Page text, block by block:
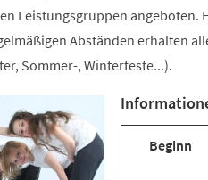
Leistungsgruppen
Abständen erhalten
Sommer-, Winterfeste...).
Beginn